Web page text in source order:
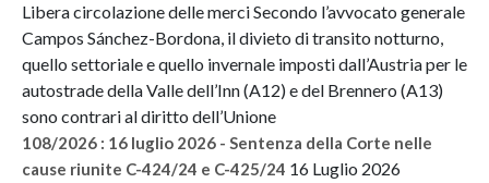
Libera circolazione delle merci Secondo l’avvocato generale
Campos Sánchez-Bordona, il divieto di transito notturno,
quello settoriale e quello invernale imposti dall’Austria per le
autostrade della Valle dell’Inn (A12) e del Brennero (A13)
sono contrari al diritto dell’Unione
108/2026 : 16 luglio 2026 - Sentenza della Corte nelle
cause riunite C-424/24 e C-425/24 16 Luglio 2026